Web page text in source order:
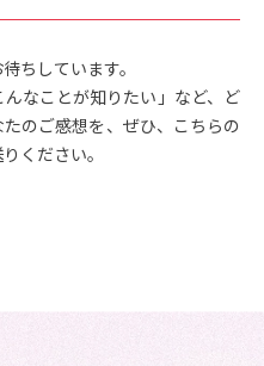
ちしています。
んなことが知りたい」など、ど
のご感想を、ぜひ、こちらの
ください。